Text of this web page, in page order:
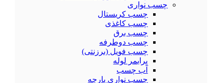
چسب نواری
چسب کریستال
چسب کاغذی
چسب برق
چسب دوطرفه
چسب فویل (برزنتی)
پرایمر لوله
آب چسب
چسب نواری پارچه